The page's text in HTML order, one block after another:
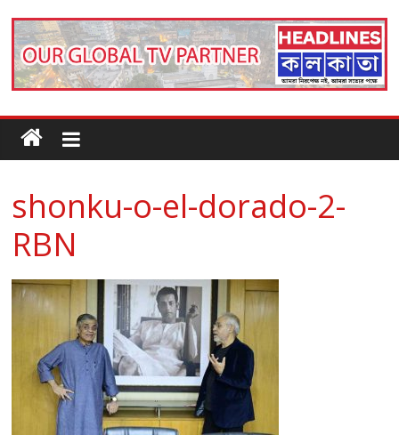
shonku-o-el-dorado-2-
RBN